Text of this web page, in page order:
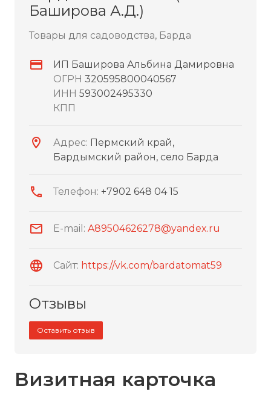
Баширова А.Д.)
Товары для садоводства, Барда
ИП Баширова Альбина Дамировна
ОГРН 320595800040567
ИНН 593002495330
КПП
Адрес: Пермский край,
Бардымский район, село Барда
Телефон: +7902 648 04 15
E-mail: A89504626278@yandex.ru
Сайт: https://vk.com/bardatomat59
Отзывы
Оставить отзыв
Визитная карточка